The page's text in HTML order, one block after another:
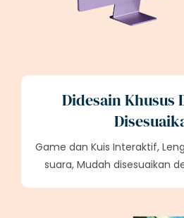
Didesain Khusus
Game dan Kuis Interaktif,
suara, Mudah disesuaikan